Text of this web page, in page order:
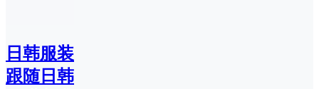
日韩服装
跟随日韩